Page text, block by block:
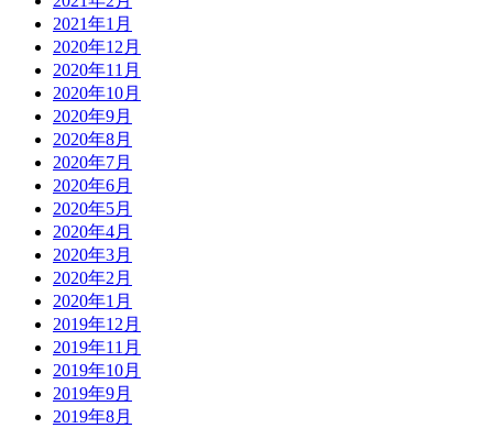
2021年1月
2020年12月
2020年11月
2020年10月
2020年9月
2020年8月
2020年7月
2020年6月
2020年5月
2020年4月
2020年3月
2020年2月
2020年1月
2019年12月
2019年11月
2019年10月
2019年9月
2019年8月